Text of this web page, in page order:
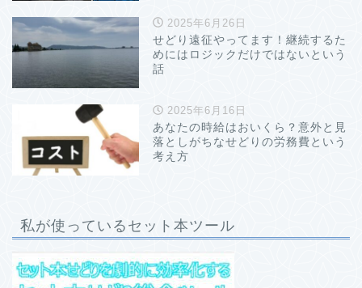
2025年6月26日
せどり遠征やってます！継続するた
めにはロジックだけではないという
話
2025年6月16日
あなたの時給はおいくら？意外と見
落としがちなせどりの労務費という
考え方
私が使っているセット本ツール